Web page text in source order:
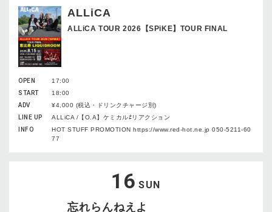
ALLiCA
ALLiCA TOUR 2026【SPiKE】TOUR FINAL
OPEN
17:00
START
18:00
ADV
¥4,000 (税込・ドリンクチャージ別)
LINE UP
ALLiCA /【O.A】ケミカル⇄リアクション
INFO
HOT STUFF PROMOTION https://www.red-hot.ne.jp 050-5211-60
77
16 SUN
忘れらんねえよ